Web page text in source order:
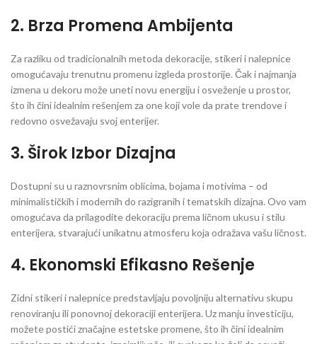
2. Brza Promena Ambijenta
Za razliku od tradicionalnih metoda dekoracije, stikeri i nalepnice
omogućavaju trenutnu promenu izgleda prostorije. Čak i najmanja
izmena u dekoru može uneti novu energiju i osveženje u prostor,
što ih čini idealnim rešenjem za one koji vole da prate trendove i
redovno osvežavaju svoj enterijer.
3. Širok Izbor Dizajna
Dostupni su u raznovrsnim oblicima, bojama i motivima – od
minimalističkih i modernih do razigranih i tematskih dizajna. Ovo vam
omogućava da prilagodite dekoraciju prema ličnom ukusu i stilu
enterijera, stvarajući unikatnu atmosferu koja odražava vašu ličnost.
4. Ekonomski Efikasno Rešenje
Zidni stikeri i nalepnice predstavljaju povoljniju alternativu skupu
renoviranju ili ponovnoj dekoraciji enterijera. Uz manju investiciju,
možete postići značajne estetske promene, što ih čini idealnim